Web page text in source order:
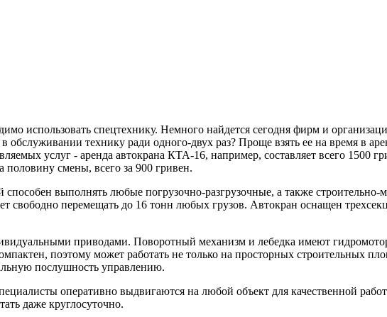
использовать спецтехнику. Немного найдется сегодня фирм и
технику ради одного-двух раз? Проще взять ее на время в
услуг - аренда автокрана КТА-16, например, составляет всего 1500
смены, всего за 900 гривен.
выполнять любые погрузочно-разгрузочные, а также
свободно перемещать до 16 тонн любых грузов. Автокран оснащен
приводами. Поворотный механизм и лебедка имеют
поэтому может работать не только на просторных строительных
послушность управлению.
оперативно выдвигаются на любой объект для качественной
даже круглосуточно.